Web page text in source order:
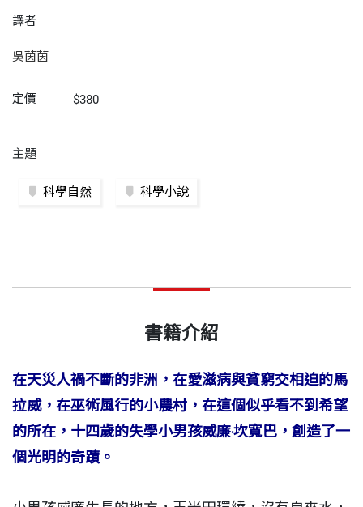
譯者
吳茵茵
定價 $380
主題
科學自然 科學小說
書籍介紹
在天災人禍不斷的非洲，在愛滋病與貧窮交相迫的馬
拉威，在巫術風行的小農村，在這個似乎看不到希望
的所在，十四歲的失學小男孩威廉‧坎寬巴，創造了一
個光明的奇蹟。